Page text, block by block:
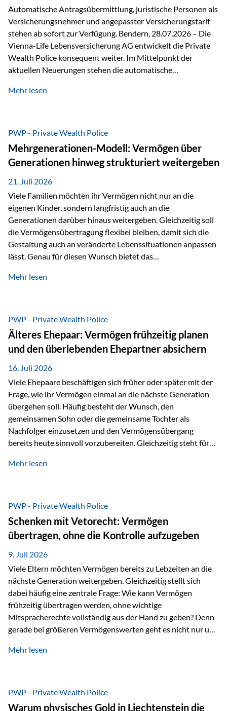
Automatische Antragsübermittlung, juristische Personen als
Versicherungsnehmer und angepasster Versicherungstarif
stehen ab sofort zur Verfügung. Bendern, 28.07.2026 – Die
Vienna-Life Lebensversicherung AG entwickelt die Private
Wealth Police konsequent weiter. Im Mittelpunkt der
aktuellen Neuerungen stehen die automatische
als Versicherungsnehmer einzusetzen, sowie eine
Abwicklung für Vertriebspartner deutlich effizienter
gestaltet. Anträge werden direkt elektronisch übermittelt,
Medienbrüche reduziert und die weitere Bearbeitung
beschleunigt. Ab sofort können auch juristische Personen,
wie Kapitalgesellschaften oder Stiftungen, als
Versicherungsnehmer eingesetzt werden. Damit erweitert
die Vienna-Life die Einsatzmöglichkeiten der Private Wealth
Police insbesondere für…
Mehr lesen
PWP - Private Wealth Police
Mehrgenerationen-Modell: Vermögen über
Generationen hinweg strukturiert weitergeben
21. Juli 2026
Viele Familien möchten ihr Vermögen nicht nur an die
eigenen Kinder, sondern langfristig auch an die
Generationen darüber hinaus weitergeben. Gleichzeitig soll
die Vermögensübertragung flexibel bleiben, damit sich die
Gestaltung auch an veränderte Lebenssituationen anpassen
lässt. Genau für diesen Wunsch bietet das
Vienna-Life eine interessante Lösung. Es ermöglicht,
Ausgangssituation Stellen Sie sich folgende Familie vor: Die
Großeltern haben über viele Jahre Vermögen aufgebaut. Ihr
Wunsch ist es, dieses Vermögen nicht nur den eigenen
Kindern, sondern langfristig auch den Enkeln zukommen zu…
Mehr lesen
PWP - Private Wealth Police
Älteres Ehepaar: Vermögen frühzeitig planen
und den überlebenden Ehepartner absichern
16. Juli 2026
Viele Ehepaare beschäftigen sich früher oder später mit der
Frage, wie ihr Vermögen einmal an die nächste Generation
übergehen soll. Häufig besteht der Wunsch, den
gemeinsamen Sohn oder die gemeinsame Tochter als
Nachfolger einzusetzen und den Vermögensübergang
bereits heute sinnvoll vorzubereiten. Gleichzeitig steht für
passiert, wenn einer der beiden verstirbt? Der überlebende
Vermögen verfügen können. Genau für diese
Ausgangssituation bietet die Private Wealth Police der
Vienna-Life eine durchdachte Gestaltungsmöglichkeit. Die
Ausgangssituation Stellen Sie sich folgendes Beispiel vor:
Ein…
Mehr lesen
PWP - Private Wealth Police
Schenken mit Vetorecht: Vermögen
übertragen, ohne die Kontrolle aufzugeben
9. Juli 2026
Viele Eltern möchten Vermögen bereits zu Lebzeiten an die
nächste Generation weitergeben. Gleichzeitig stellt sich
dabei häufig eine zentrale Frage: Wie kann Vermögen
frühzeitig übertragen werden, ohne wichtige
Mitspracherechte vollständig aus der Hand zu geben? Denn
gerade bei größeren Vermögenswerten geht es nicht nur um
sicherzustellen, dass das Vermögen langfristig erhalten
folgende Situation vor: Ein Vater schenkt seiner Tochter
einen Teil seines Vermögens. Einige Jahre später möchte die
Mehr lesen
PWP - Private Wealth Police
Warum physisches Gold in Liechtenstein die